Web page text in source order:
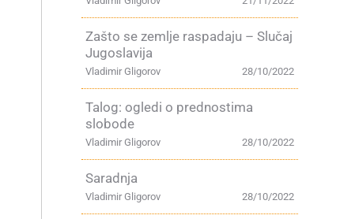
Zašto se zemlje raspadaju – Slučaj
Jugoslavija
28/10/2022
Vladimir Gligorov
Talog: ogledi o prednostima
slobode
28/10/2022
Vladimir Gligorov
Saradnja
28/10/2022
Vladimir Gligorov